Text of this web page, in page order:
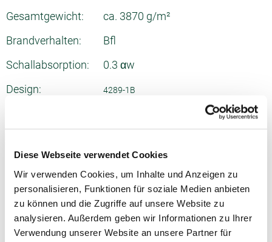
Diese Webseite verwendet Cookies
Wir verwenden Cookies, um Inhalte und Anzeigen zu
personalisieren, Funktionen für soziale Medien anbieten
zu können und die Zugriffe auf unsere Website zu
analysieren. Außerdem geben wir Informationen zu Ihrer
Verwendung unserer Website an unsere Partner für
Gesamtgewicht:
ca. 3870 g/m²
Brandverhalten:
Bfl
Schallabsorption:
0.3 αw
Design:
4289-1B